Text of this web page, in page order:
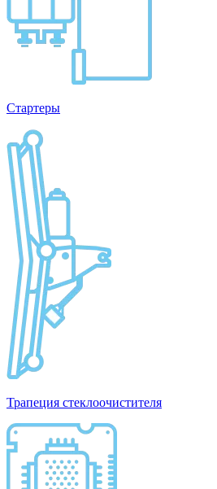
Стартеры
Трапеция стеклоочистителя